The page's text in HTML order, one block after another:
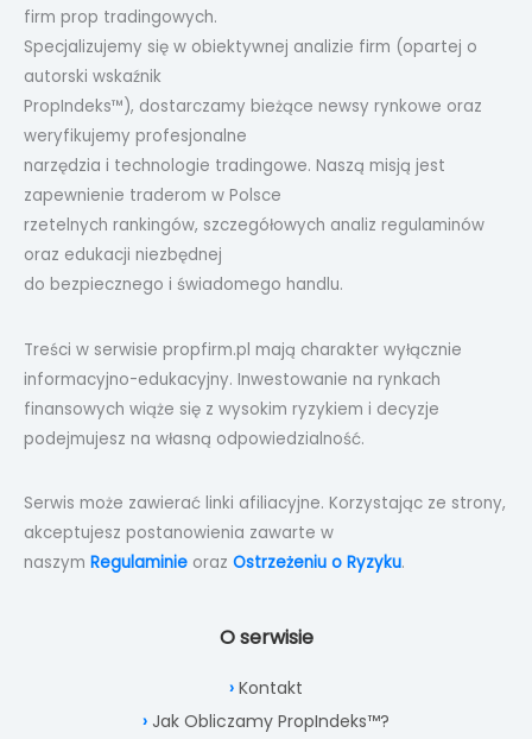
firm prop tradingowych.
Specjalizujemy się w obiektywnej analizie firm (opartej o
autorski wskaźnik
PropIndeks™), dostarczamy bieżące newsy rynkowe oraz
weryfikujemy profesjonalne
narzędzia i technologie tradingowe. Naszą misją jest
zapewnienie traderom w Polsce
rzetelnych rankingów, szczegółowych analiz regulaminów
oraz edukacji niezbędnej
do bezpiecznego i świadomego handlu.
Treści w serwisie propfirm.pl mają charakter wyłącznie
informacyjno-edukacyjny. Inwestowanie na rynkach
finansowych wiąże się z wysokim ryzykiem i decyzje
podejmujesz na własną odpowiedzialność.
Serwis może zawierać linki afiliacyjne. Korzystając ze strony,
akceptujesz postanowienia zawarte w
naszym Regulaminie oraz Ostrzeżeniu o Ryzyku.
O serwisie
Kontakt
Jak Obliczamy PropIndeks™?